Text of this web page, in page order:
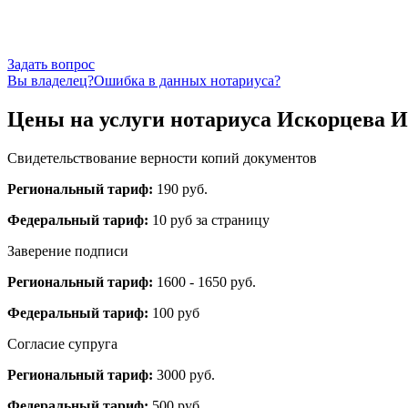
Задать вопрос
Вы владелец?Ошибка в данных нотариуса?
Цены на услуги нотариуса Искорцева
Свидетельствование верности копий документов
Региональный тариф: 190 руб.
Федеральный тариф: 10 руб за страницу
Заверение подписи
Региональный тариф: 1600 - 1650 руб.
Федеральный тариф: 100 руб
Согласие супруга
Региональный тариф: 3000 руб.